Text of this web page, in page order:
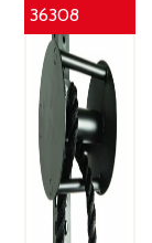
36308